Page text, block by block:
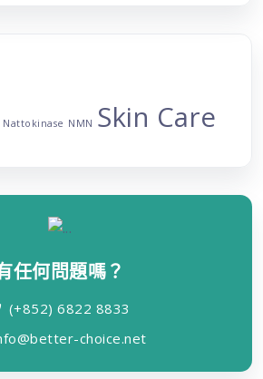
Nattokinase NMN Skin Care
任何問題嗎？
(+852) 6822 8833
choice.net